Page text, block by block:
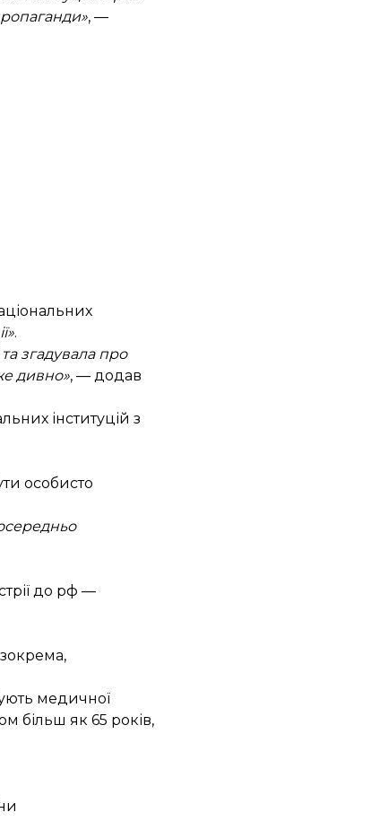
, —
.
згадувала про
дивно», — додав
інституцій з
особисто
до рф —
медичної
більш як 65 років,